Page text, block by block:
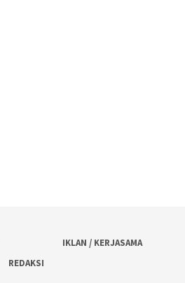
IKLAN / KERJASAMA
REDAKSI